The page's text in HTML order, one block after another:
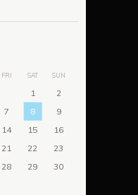
FRI SAT SUN
1
2
7 8
9
14 15
16
21 22
23
28 29
30